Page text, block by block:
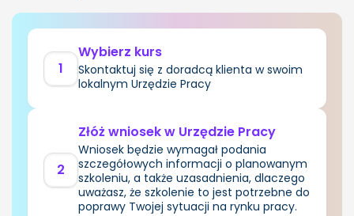
1
Wybierz kurs
Skontaktuj się z doradcą klienta w swoim
lokalnym Urzędzie Pracy
2
Złóż wniosek w Urzędzie Pracy
Wniosek będzie wymagał podania
szczegółowych informacji o planowanym
szkoleniu, a także uzasadnienia, dlaczego
uważasz, że szkolenie to jest potrzebne do
poprawy Twojej sytuacji na rynku pracy.